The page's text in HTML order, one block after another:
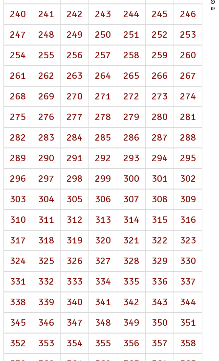
240
241 242 243 244 245
246
247
248 249 250 251 252
253
254
255 256 257 258 259
260
261
262 263 264 265 266
267
268
269 270 271 272 273
274
275
276 277 278 279 280
281
282
283 284 285 286 287
288
289
290 291 292 293 294
295
296
297 298 299 300 301
302
303
304 305 306 307 308
309
310
311 312 313 314 315
316
317
318 319 320 321 322
323
324
325 326 327 328 329
330
331
332 333 334 335 336
337
338
339 340 341 342 343
344
345
346 347 348 349 350
351
352
353 354 355 356 357
358
06/